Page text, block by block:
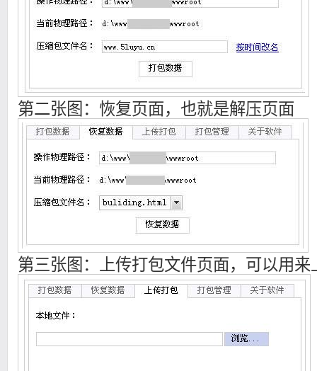
第二张图：恢复页面，也就是解压页面
第三张图：上传打包文件页面，可以用